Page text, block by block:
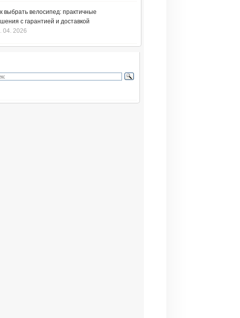
выбрать велосипед: практичные
с гарантией и доставкой
04. 2026